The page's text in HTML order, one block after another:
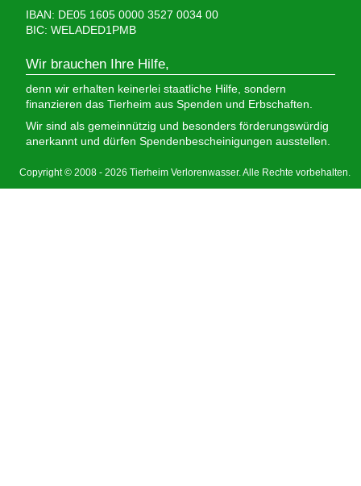
IBAN: DE05 1605 0000 3527 0034 00
BIC: WELADED1PMB
Wir brauchen Ihre Hilfe,
denn wir erhalten keinerlei staatliche Hilfe, sondern
finanzieren das Tierheim aus Spenden und Erbschaften.
Wir sind als gemeinnützig und besonders förderungswürdig
anerkannt und dürfen Spendenbescheinigungen ausstellen.
Copyright © 2008 - 2026 Tierheim Verlorenwasser. Alle Rechte vorbehalten.